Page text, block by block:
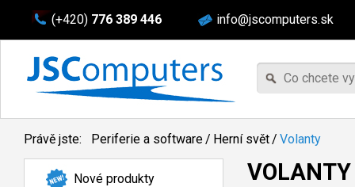
(+420) 776 389 446 info@jscomputers.sk
Právě jste: Periferie a software/ Herní svět/ Volanty
Nové produkty VOLANTY